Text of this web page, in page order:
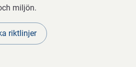
miljön.
riktlinjer